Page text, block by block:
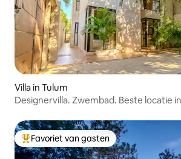
Villa in Tulum
Designervilla. Zwembad. Beste locatie
Topfavoriet van gasten
Favoriet van gasten